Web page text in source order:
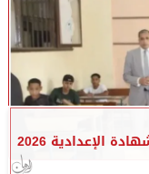
الإعدادية 2026